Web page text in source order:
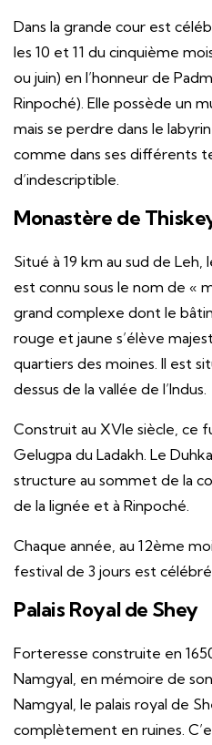
Dans la grande cour est
les 10 et 11 du cinquième
ou juin) en l’honneur de
Rinpoché). Elle possède un
mais se perdre dans le
comme dans ses différents
d’indescriptible.
Monastère de
Situé à 19 km au sud de
est connu sous le nom de «
grand complexe dont le
rouge et jaune s’élève
quartiers des moines. Il est
dessus de la vallée de l’Indus.
Construit au XVIe siècle, ce
Gelugpa du Ladakh. Le
structure au sommet de la
de la lignée et à Rinpoché.
Chaque année, au 12ème
festival de 3 jours est
Palais Royal de Shey
Forteresse construite en
Namgyal, en mémoire de
Namgyal, le palais royal de
complètement en ruines.